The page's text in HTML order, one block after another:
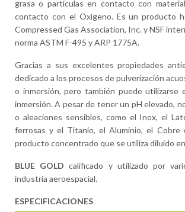
grasa o partículas en contacto con
contacto con el Oxígeno. Es un producto
Compressed Gas Association, Inc. y NSF
norma ASTM F-495 y ARP 1775A.
Gracias a sus excelentes propiedades
dedicado a los procesos de pulverización
o inmersión, pero también puede utilizarse
inmersión. A pesar de tener un pH elevado,
o aleaciones sensibles, como el Inox, el
ferrosas y el Titanio, el Aluminio, el Cobre
producto concentrado que se utiliza diluido
BLUE GOLD calificado y utilizado por
industria aeroespacial.
ESPECIFICACIONES